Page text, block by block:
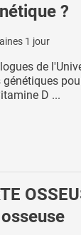
?
1 jour
de
D ...